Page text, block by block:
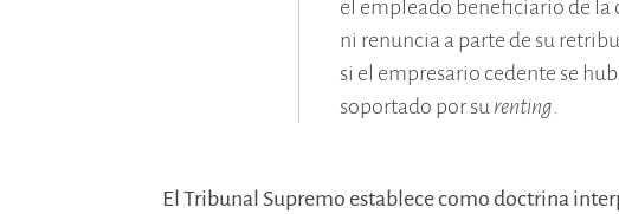
el empleado beneficiario de la
ni renuncia a parte de su
si el empresario cedente se
soportado por su renting.
El Tribunal Supremo establece como doctrina